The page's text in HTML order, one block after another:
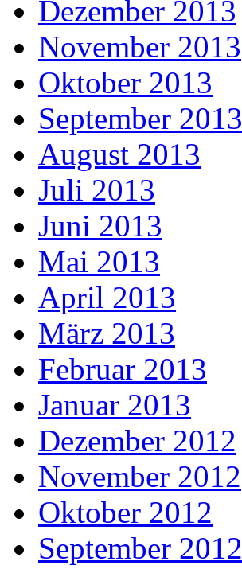
Dezember 2013
November 2013
Oktober 2013
September 2013
August 2013
Juli 2013
Juni 2013
Mai 2013
April 2013
März 2013
Februar 2013
Januar 2013
Dezember 2012
November 2012
Oktober 2012
September 2012